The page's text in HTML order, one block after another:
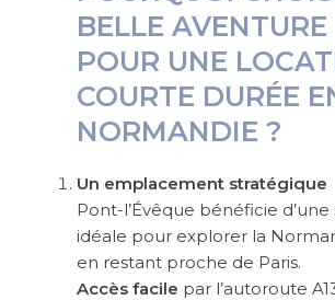
BELLE AVENTURE
POUR UNE
COURTE DURÉE
NORMANDIE ?
Un emplacement stratégique
Pont-l’Évêque bénéficie
idéale pour explorer la
en restant proche de Paris.
Accès facile par l’autoroute